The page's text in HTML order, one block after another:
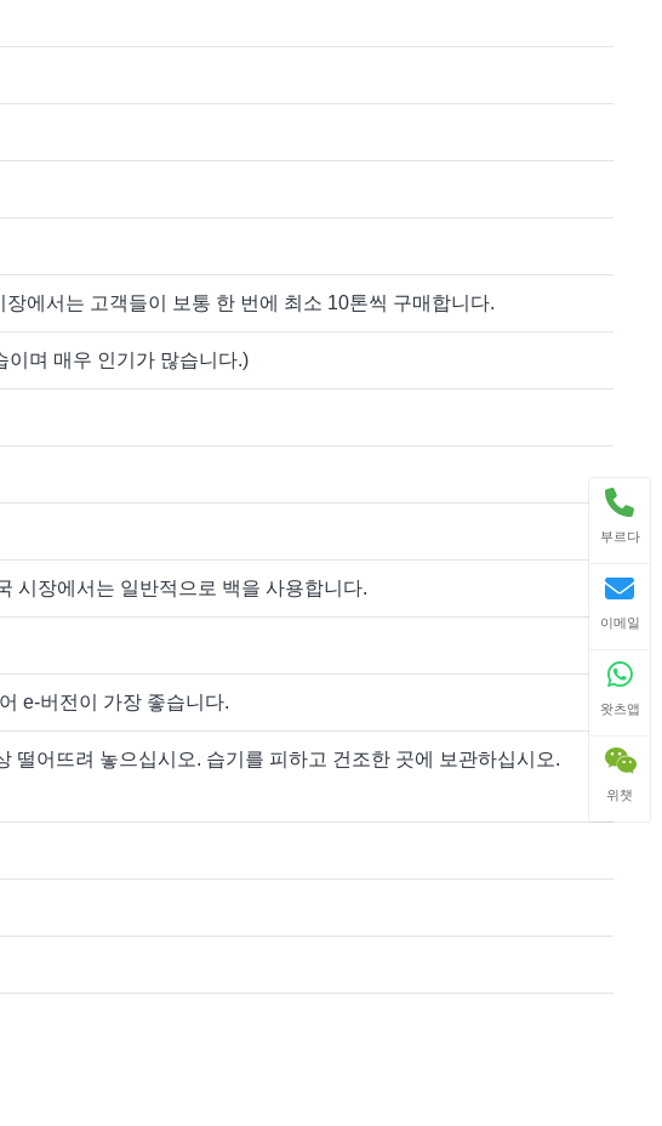
에서는 고객들이 보통 한 번에 최소 10톤씩 구매합니다.
이며 매우 인기가 많습니다.)
시장에서는 일반적으로 백을 사용합니다.
e-버전이 가장 좋습니다.
떨어뜨려 놓으십시오. 습기를 피하고 건조한 곳에 보관하십시오.
부르다
이메일
왓츠앱
위챗